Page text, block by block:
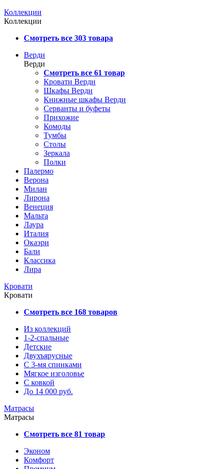
Коллекции
Коллекции
Смотреть все 303 товара
Верди
Верди
Смотреть все 61 товар
Кровати Верди
Шкафы Верди
Книжные шкафы Верди
Серванты и буфеты
Прихожие
Комоды
Тумбы
Столы
Зеркала
Полки
Палермо
Верона
Милан
Лирона
Венеция
Мальта
Лаура
Италия
Окаэри
Бали
Классика
Лира
Кровати
Кровати
Смотреть все 168 товаров
Из коллекций
1-2-спальные
Детские
Двухъярусные
С 3-мя спинками
Мягкое изголовье
С ковкой
До 14 000 руб.
Матрасы
Матрасы
Смотреть все 81 товар
Эконом
Комфорт